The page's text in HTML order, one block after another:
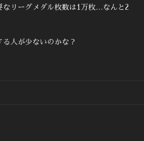
なリーグメダル枚数は1万枚…なんと2
人が少ないのかな？